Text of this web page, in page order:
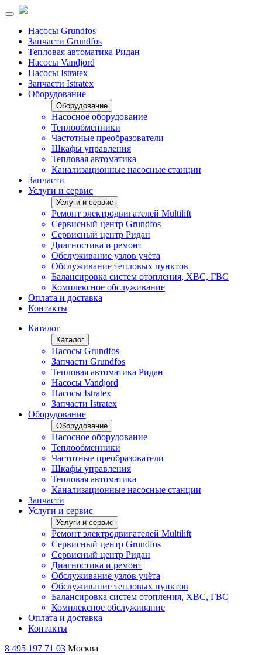
Насосы Grundfos
Запчасти Grundfos
Тепловая автоматика Ридан
Насосы Vandjord
Насосы Istratex
Запчасти Istratex
Оборудование
Оборудование
Насосное оборудование
Теплообменники
Частотные преобразователи
Шкафы управления
Тепловая автоматика
Канализационные насосные станции
Запчасти
Услуги и сервис
Услуги и сервис
Ремонт электродвигателей Multilift
Сервисный центр Grundfos
Сервисный центр Ридан
Диагностика и ремонт
Обслуживание узлов учёта
Обслуживание тепловых пунктов
Балансировка систем отопления, ХВС, ГВС
Комплексное обслуживание
Оплата и доставка
Контакты
Каталог
Каталог
Насосы Grundfos
Запчасти Grundfos
Тепловая автоматика Ридан
Насосы Vandjord
Насосы Istratex
Запчасти Istratex
Оборудование
Оборудование
Насосное оборудование
Теплообменники
Частотные преобразователи
Шкафы управления
Тепловая автоматика
Канализационные насосные станции
Запчасти
Услуги и сервис
Услуги и сервис
Ремонт электродвигателей Multilift
Сервисный центр Grundfos
Сервисный центр Ридан
Диагностика и ремонт
Обслуживание узлов учёта
Обслуживание тепловых пунктов
Балансировка систем отопления, ХВС, ГВС
Комплексное обслуживание
Оплата и доставка
Контакты
8 495 197 71 03 Москва